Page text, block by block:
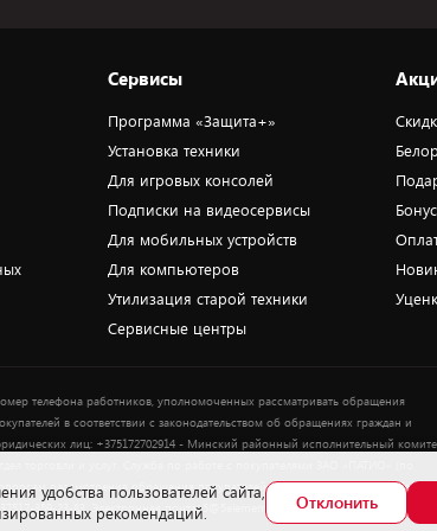
Сервисы
Программа «Защита+»
Установка техники
Для игровых консолей
Подписки на видеосервисы
Для мобильных устройств
Для компьютеров
Утилизация старой техники
Сервисные центры
телефона работников, уполномоченных рассматривать обращения
в соответствии с законодательством об обращениях граждан и
лиц: +375172702914 - Минский районный исполнительный
рассмотрения обращения покупателей о нарушении их прав): Тел.:
359-23-83. Электронная почта: 5@5element.by
удобства пользователей сайта,
рекомендаций.
Отклонить